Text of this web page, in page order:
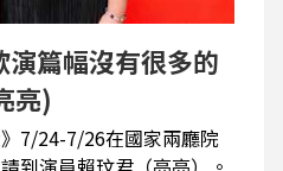
篇幅沒有很多的
亮)
7/24-7/26在國家兩廳院